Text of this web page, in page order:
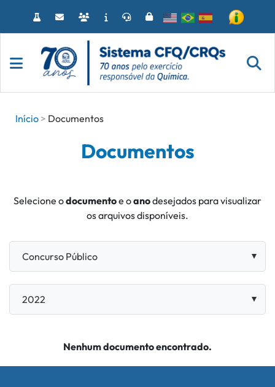
o
Início
Documentos
Documentos
Selecione odocumentoe oanodesejados para visualizar
os arquivos disponíveis.
Nenhum documento encontrado.